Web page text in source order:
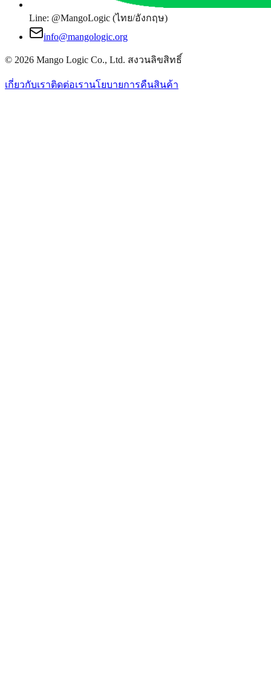
Line: @MangoLogic (ไทย/อังกฤษ)
info@mangologic.org
© 2026 Mango Logic Co., Ltd. สงวนลิขสิทธิ์
เกี่ยวกับเราติดต่อเรานโยบายการคืนสินค้า